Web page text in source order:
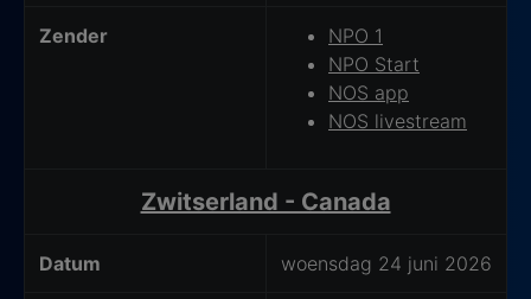
Zender
NPO 1
NPO Start
NOS app
NOS livestream
Zwitserland - Canada
Datum woensdag 24 juni 2026